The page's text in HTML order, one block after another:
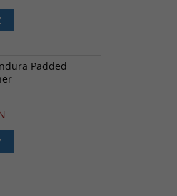
PROMOCJA
Padded